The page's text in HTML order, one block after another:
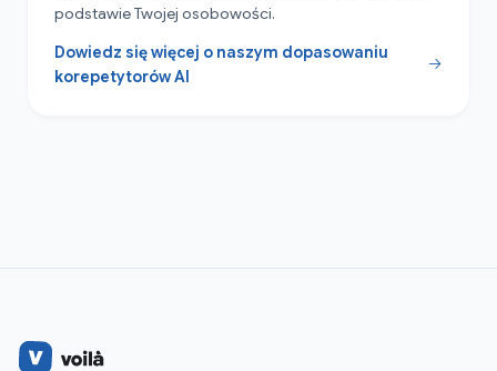
podstawie Twojej osobowości.
Dowiedz się więcej o naszym dopasowaniu
korepetytorów AI